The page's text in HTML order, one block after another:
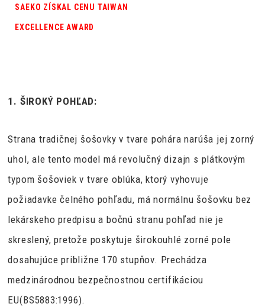
SAEKO ZÍSKAL CENU TAIWAN
EXCELLENCE AWARD
1. ŠIROKÝ POHĽAD:
Strana tradičnej šošovky v tvare pohára narúša jej zorný
uhol, ale tento model má revolučný dizajn s plátkovým
typom šošoviek v tvare oblúka, ktorý vyhovuje
požiadavke čelného pohľadu, má normálnu šošovku bez
lekárskeho predpisu a bočnú stranu pohľad nie je
skreslený, pretože poskytuje širokouhlé zorné pole
dosahujúce približne 170 stupňov. Prechádza
medzinárodnou bezpečnostnou certifikáciou
EU(BS5883:1996).